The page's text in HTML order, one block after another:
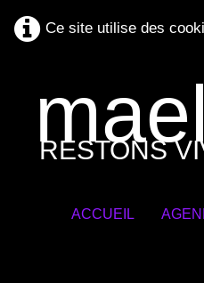
Ce site utilise des
RESTONS
ACCUEIL